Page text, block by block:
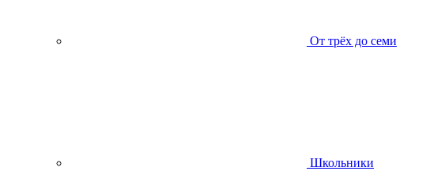
От трёх до семи
Школьники